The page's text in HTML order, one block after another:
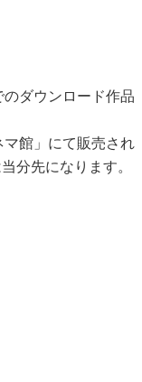
ダウンロード作品
館」にて販売され
分先になります。